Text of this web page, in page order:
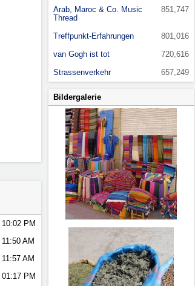
10:02 PM
11:50 AM
11:57 AM
01:17 PM
851,747
Arab, Maroc & Co. Music
Thread
801,016
Treffpunkt-Erfahrungen
720,616
van Gogh ist tot
657,249
Strassenverkehr
Bildergalerie